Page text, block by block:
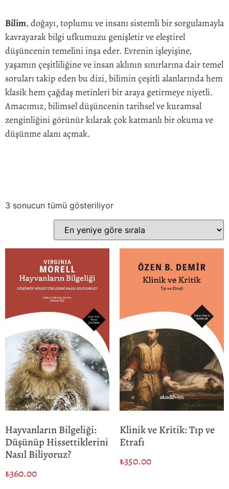
Bilim, doğayı, toplumu ve insanı sistemli bir sorgulamayla
kavrayarak bilgi ufkumuzu genişletir ve eleştirel
düşüncenin temelini inşa eder. Evrenin işleyişine,
yaşamın çeşitliliğine ve insan aklının sınırlarına dair temel
soruları takip eden bu dizi, bilimin çeşitli alanlarında hem
klasik hem çağdaş metinleri bir araya getirmeye niyetli.
Amacımız, bilimsel düşüncenin tarihsel ve kuramsal
zenginliğini görünür kılarak çok katmanlı bir okuma ve
düşünme alanı açmak.
3 sonucun tümü gösteriliyor
Hayvanların Bilgeliği:
Düşünüp Hissettiklerini
Nasıl Biliyoruz?
₺360.00
Klinik ve Kritik: Tıp ve
Etrafı
₺350.00